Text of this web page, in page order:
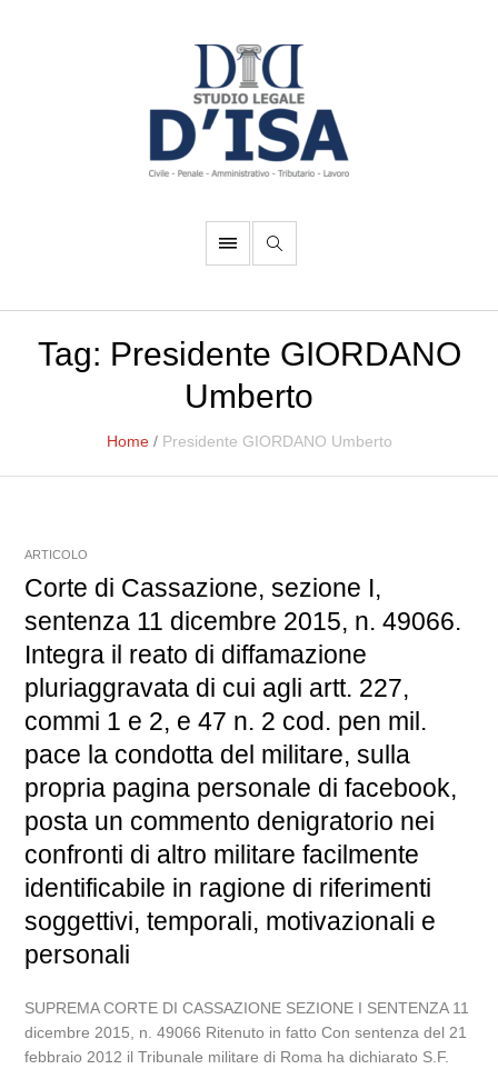
Tag: Presidente GIORDANO
Umberto
Home / Presidente GIORDANO Umberto
ARTICOLO
Corte di Cassazione, sezione I,
sentenza 11 dicembre 2015, n. 49066.
Integra il reato di diffamazione
pluriaggravata di cui agli artt. 227,
commi 1 e 2, e 47 n. 2 cod. pen mil.
pace la condotta del militare, sulla
propria pagina personale di facebook,
posta un commento denigratorio nei
confronti di altro militare facilmente
identificabile in ragione di riferimenti
soggettivi, temporali, motivazionali e
personali
SUPREMA CORTE DI CASSAZIONE SEZIONE I SENTENZA 11
dicembre 2015, n. 49066 Ritenuto in fatto Con sentenza del 21
febbraio 2012 il Tribunale militare di Roma ha dichiarato S.F.